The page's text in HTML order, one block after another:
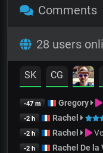
Comments
28 users
SK CG
-47 m Gregory
-2 h Rachel
-2 h Rachel
-2 h Rachel De la